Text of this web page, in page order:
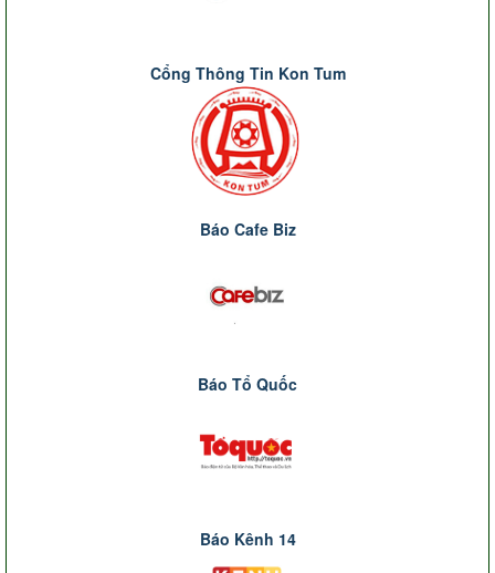
Cổng Thông Tin Kon Tum
Báo Cafe Biz
Báo Tổ Quốc
Báo Kênh 14